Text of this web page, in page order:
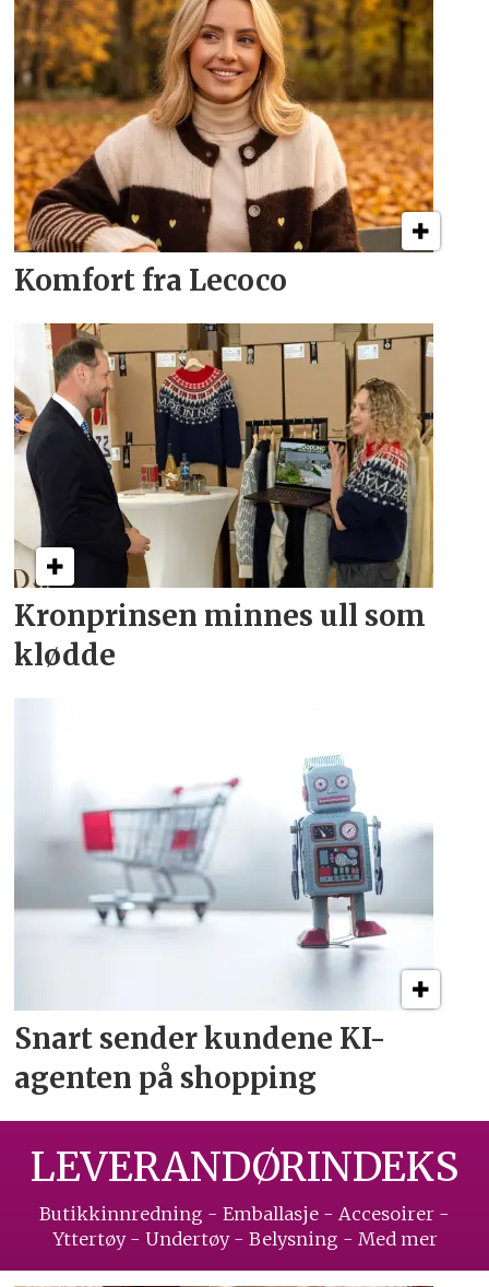
Komfort fra Lecoco
Kronprinsen minnes ull som
klødde
Snart sender kundene KI-
agenten på shopping
LEVERANDØRINDEKS
Butikkinnredning - Emballasje - Accesoirer -
Yttertøy - Undertøy - Belysning - Med mer